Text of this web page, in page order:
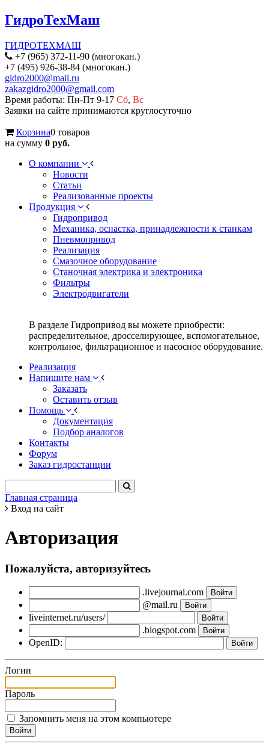
ГидроТехМаш
ГИДРОТЕХМАШ
+7 (965) 372-11-90 (многокан.)
+7 (495) 926-38-84 (многокан.)
gidro2000@mail.ru
zakazgidro2000@gmail.com
Время работы: Пн-Пт 9-17 Сб, Вс
Заявки на сайте принимаются круглосуточно
Корзина0 товаров
на сумму 0 руб.
О компании
Новости
Статьи
Реализованные проекты
Продукция
Гидропривод
Механика, оснастка, принадлежности к станкам
Пневмопривод
Реализация
Смазочное оборудование
Станочная электрика и электроника
Фильтры
Электродвигатели
В разделе Гидропривод вы можете приобрести:
распределительное, дросселирующее, вспомогательное,
контрольное, фильтрационное и насосное оборудование.
Реализация
Напишите нам
Заказать
Оставить отзыв
Помощь
Документация
Подбор аналогов
Контакты
Форум
Заказ гидростанции
Главная страница
Вход на сайт
Авторизация
Пожалуйста, авторизуйтесь
.livejournal.com
@mail.ru
liveinternet.ru/users/
.blogspot.com
OpenID:
Логин
Пароль
Запомнить меня на этом компьютере